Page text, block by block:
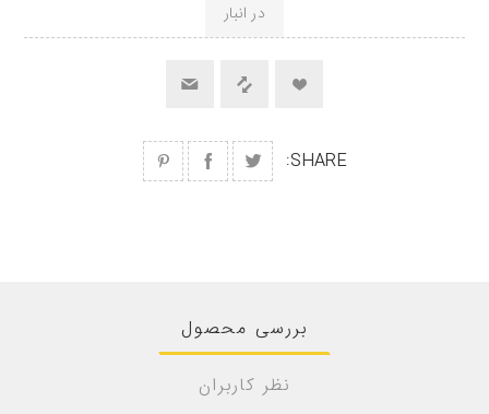
در انبار
SHARE:
بررسی محصول
نظر کاربران